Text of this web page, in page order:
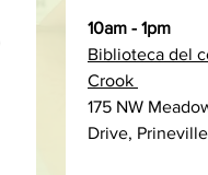
10am - 1pm
Biblioteca del
Crook
175 NW
Drive, Prineville